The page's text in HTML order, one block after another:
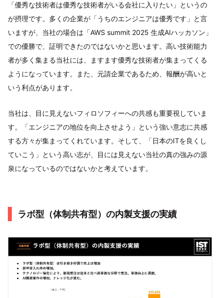
「優秀な技術者は優秀な技術者がいる会社に入りたい」というの
が摂理です。多くの企業が「うちのエンジニアは優秀です」と言
いますが、当社の場合は「AWS summit 2025 生成AIハッカソン」
での優勝で、証明できたのではないかと思います。高い技術能力
者が多く集まる当社には、ますます優秀な技術者が集まってくる
ようになっています。また、元請企業であるため、報酬が高いと
いう利点があります。
当社は、目に見えないフィロソフィーへの共感も重要視していま
す。「エンジニアの地位を向上させよう」という強い意志に共感
する方々が集まってくれています。そして、「日本のITを良くし
ていこう」という高い志が、目には見えない当社の真の強みの源
泉になっているのではないかと考えています。
ラボ型（体制共有型）の内製支援の実績